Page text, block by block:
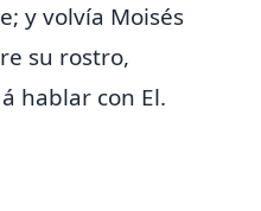
y volvía Moisés
su rostro,
hablar con El.